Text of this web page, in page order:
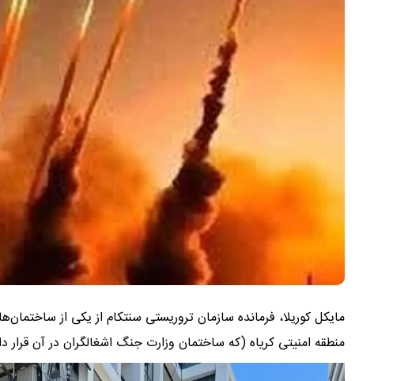
مایکل کوریلا، فرمانده سازمان تروریستی سنتکام از یکی از
منطقه امنیتی کریاه (که ساختمان وزارت جنگ اشغالگران در آن قرار